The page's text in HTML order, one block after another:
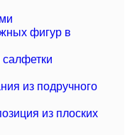
фигур в
из подручного
из плоских